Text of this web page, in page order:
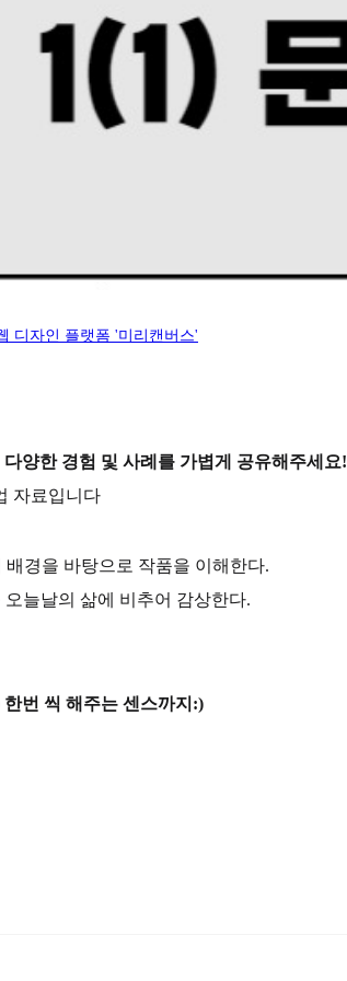
디자인 플랫폼 '미리캔버스'
양한 경험 및 사례를 가볍게 공유해주세요!
자료입니다
배경을 바탕으로 작품을 이해한다.
오늘날의 삶에 비추어 감상한다.
번 씩 해주는 센스까지:)